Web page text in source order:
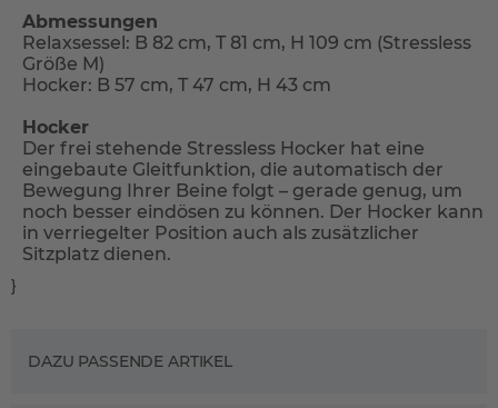
Abmessungen
Relaxsessel: B 82 cm, T 81 cm, H 109 cm (Stressless
Größe M)
Hocker: B 57 cm, T 47 cm, H 43 cm
Hocker
Der frei stehende Stressless Hocker hat eine
eingebaute Gleitfunktion, die automatisch der
Bewegung Ihrer Beine folgt – gerade genug, um
noch besser eindösen zu können. Der Hocker kann
in verriegelter Position auch als zusätzlicher
Sitzplatz dienen.
}
DAZU PASSENDE ARTIKEL